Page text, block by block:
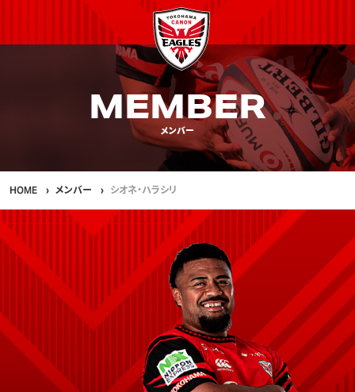
MEMBER
メンバー
HOME メンバー シオネ・ハラシリ